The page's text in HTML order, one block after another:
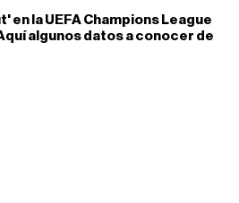
en la UEFA Champions League
algunos datos a conocer de